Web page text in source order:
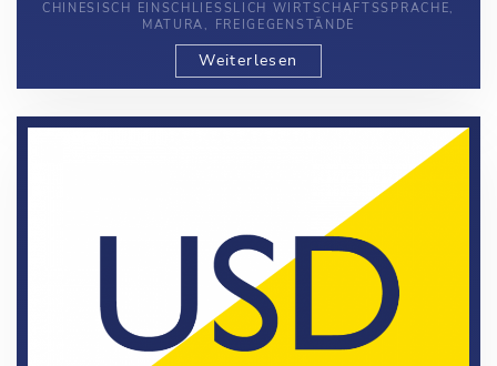
CHINESISCH EINSCHLIESSLICH WIRTSCHAFTSSPRACHE, M
ATURA, FREIGEGENSTÄNDE
Weiterlesen